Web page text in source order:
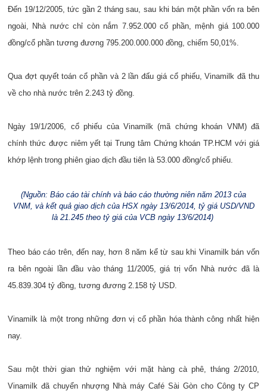
Đến 19/12/2005, tức gần 2 tháng sau, sau khi bán một phần vốn ra bên
ngoài, Nhà nước chỉ còn nắm 7.952.000 cổ phần, mệnh giá 100.000
đồng/cổ phần tương đương 795.200.000.000 đồng, chiếm 50,01%.
Qua đợt quyết toán cổ phần và 2 lần đấu giá cổ phiếu, Vinamilk đã thu
về cho nhà nước trên 2.243 tỷ đồng.
Ngày 19/1/2006, cổ phiếu của Vinamilk (mã chứng khoán VNM) đã
chính thức được niêm yết tại Trung tâm Chứng khoán TP.HCM với giá
khớp lệnh trong phiên giao dịch đầu tiên là 53.000 đồng/cổ phiếu.
(Nguồn: Báo cáo tài chính và báo cáo thường niên năm 2013 của
VNM, và kết quả giao dịch của HSX ngày 13/6/2014, tỷ giá USD/VND
là 21.245 theo tỷ giá của VCB ngày 13/6/2014)
Theo báo cáo trên, đến nay, hơn 8 năm kể từ sau khi Vinamilk bán vốn
ra bên ngoài lần đầu vào tháng 11/2005, giá trị vốn Nhà nước đã là
45.839.304 tỷ đồng, tương đương 2.158 tỷ USD.
Vinamilk là một trong những đơn vị cổ phần hóa thành công nhất hiện
nay.
Sau một thời gian thử nghiệm với mặt hàng cà phê, tháng 2/2010,
Vinamilk đã chuyển nhượng Nhà máy Café Sài Gòn cho Công ty CP